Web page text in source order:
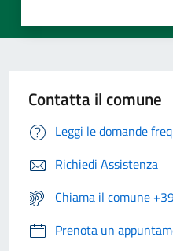
Contatta il comune
Leggi le domande
Richiedi Assistenza
Chiama il comune
Prenota un